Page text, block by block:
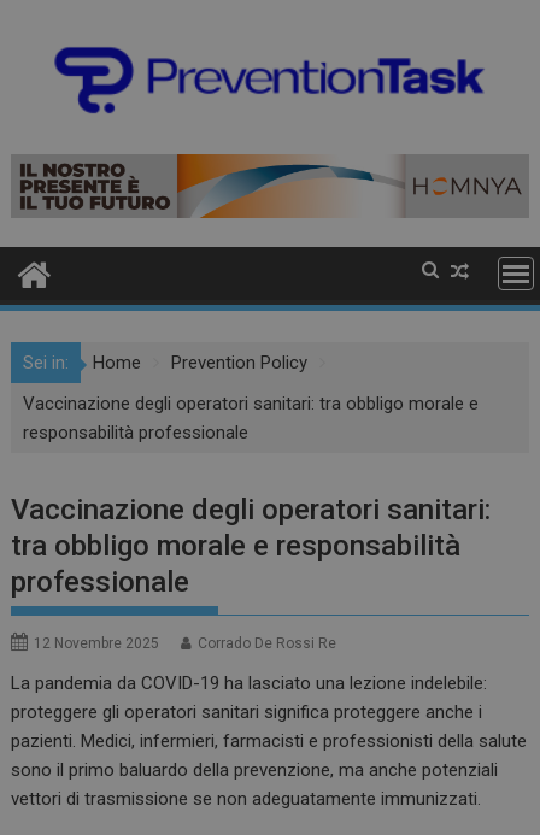
Sei in: Home
Prevention Policy
Vaccinazione degli operatori sanitari: tra obbligo morale e
responsabilità professionale
Vaccinazione degli operatori sanitari:
tra obbligo morale e responsabilità
professionale
12 Novembre 2025 Corrado De Rossi Re
La pandemia da COVID-19 ha lasciato una lezione indelebile:
proteggere gli operatori sanitari significa proteggere anche i
pazienti. Medici, infermieri, farmacisti e professionisti della salute
sono il primo baluardo della prevenzione, ma anche potenziali
vettori di trasmissione se non adeguatamente immunizzati.